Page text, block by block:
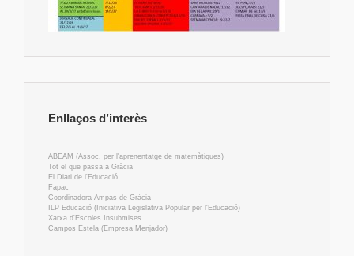
Enllaços d’interès
ABEAM (Assoc. per l'aprenentatge de matemàtiques)
Tot el que passa a Gràcia
El Diari de l'Educació
Fapac
Coordinadora Ampas de Gràcia
ILP Educació (Iniciativa Legislativa Popular per l'Educació)
Xarxa d'Escoles Insubmises
Campos Estela (Empresa Menjador)